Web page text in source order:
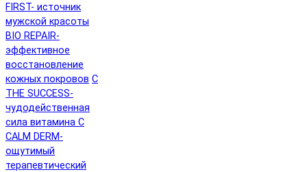
FIRST- источник
мужской красоты
BIO REPAIR-
эффективное
восстановление
кожных покровов C
THE SUCCESS-
чудодейственная
сила витамина C
CALM DERM-
ощутимый
терапевтический